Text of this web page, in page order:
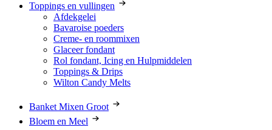
Toppings en vullingen
Afdekgelei
Bavaroise poeders
Creme- en roommixen
Glaceer fondant
Rol fondant, Icing en Hulpmiddelen
Toppings & Drips
Wilton Candy Melts
Banket Mixen Groot
Bloem en Meel